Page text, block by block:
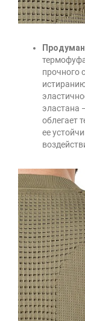
прочного
эластана
облегает
ее